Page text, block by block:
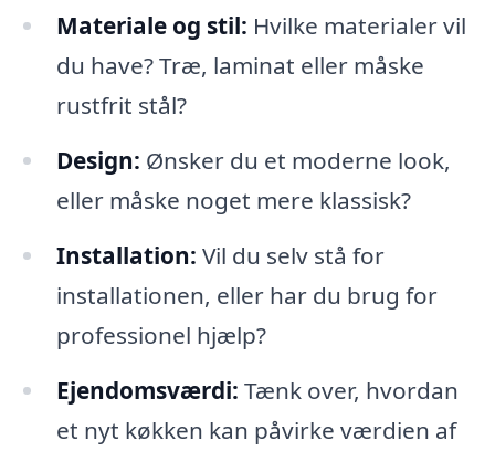
Materiale og stil: Hvilke materialer vil
du have? Træ, laminat eller måske
rustfrit stål?
Design: Ønsker du et moderne look,
eller måske noget mere klassisk?
Installation: Vil du selv stå for
installationen, eller har du brug for
professionel hjælp?
Ejendomsværdi: Tænk over, hvordan
et nyt køkken kan påvirke værdien af